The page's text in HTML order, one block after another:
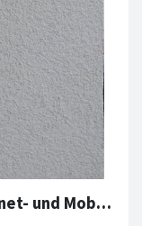
Unterbruch von Festnetz/Internet- und Mobilfunkdiensten am 26. Juli 2026